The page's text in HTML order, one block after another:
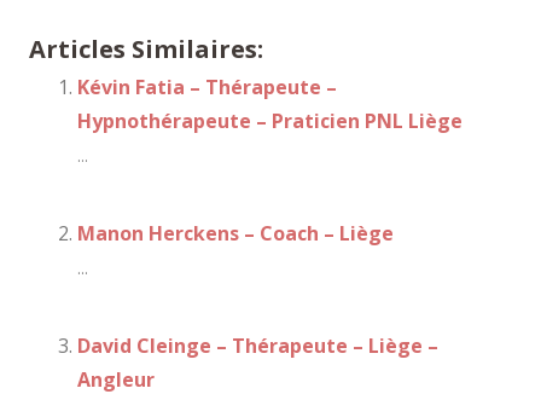
Articles Similaires:
Kévin Fatia – Thérapeute –
Hypnothérapeute – Praticien PNL Liège
...
Manon Herckens – Coach – Liège
...
David Cleinge – Thérapeute – Liège –
Angleur